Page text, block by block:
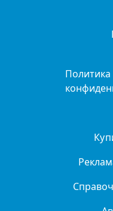
Политика